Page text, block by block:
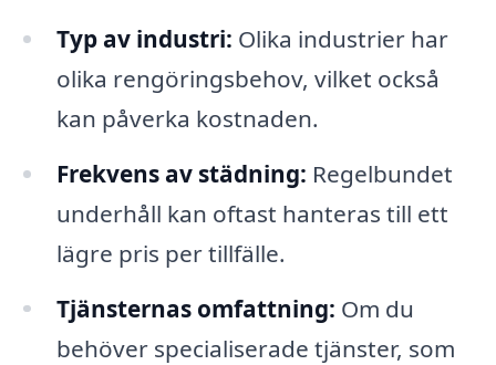
Typ av industri: Olika industrier har
olika rengöringsbehov, vilket också
kan påverka kostnaden.
Frekvens av städning: Regelbundet
underhåll kan oftast hanteras till ett
lägre pris per tillfälle.
Tjänsternas omfattning: Om du
behöver specialiserade tjänster, som